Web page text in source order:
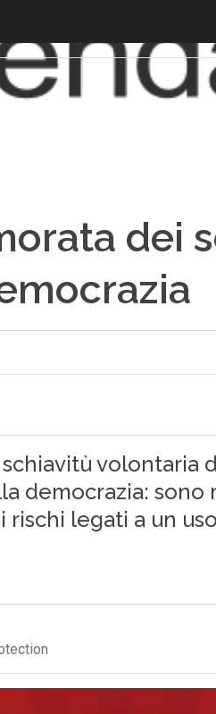
dei
volontaria
democrazia:
rischi legati a un